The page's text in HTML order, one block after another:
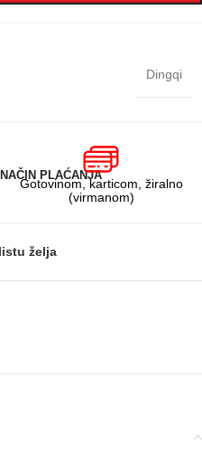
Dingqi
NAČIN PLAĆANJA
Gotovinom, karticom, žiralno
(virmanom)
želja